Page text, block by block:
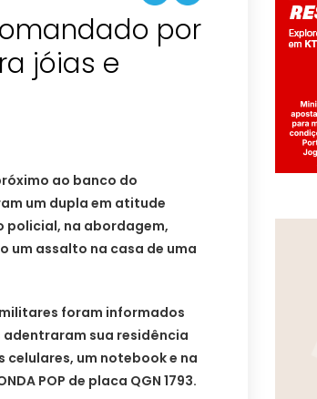
por
jóias e
ao banco do
um dupla em atitude
policial, na abordagem,
um assalto na casa de uma
foram informados
sua residência
um notebook e na
POP de placa QGN 1793.